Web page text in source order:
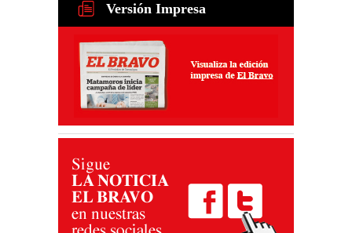
Justicia para Denisse y
Dinorah: Convocan a Marcha
en Matamoros por las
Mellizas Asesinadas
31 Jul 2026
Versión Impresa